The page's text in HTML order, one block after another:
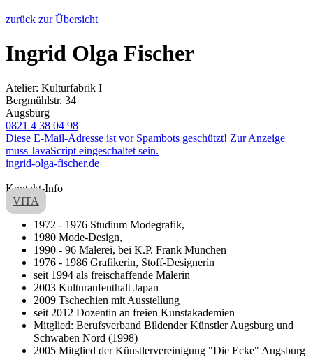
zurück zur Übersicht
Ingrid Olga Fischer
Atelier: Kulturfabrik I
Bergmühlstr. 34
Augsburg
0821 4 38 04 98
Diese E-Mail-Adresse ist vor Spambots geschützt! Zur Anzeige
muss JavaScript eingeschaltet sein.
ingrid-olga-fischer.de
Kontakt-Info
VITA
1972 - 1976 Studium Modegrafik,
1980 Mode-Design,
1990 - 96 Malerei, bei K.P. Frank München
1976 - 1986 Grafikerin, Stoff-Designerin
seit 1994 als freischaffende Malerin
2003 Kulturaufenthalt Japan
2009 Tschechien mit Ausstellung
seit 2012 Dozentin an freien Kunstakademien
Mitglied: Berufsverband Bildender Künstler Augsburg und
Schwaben Nord (1998)
2005 Mitglied der Künstlervereinigung "Die Ecke" Augsburg